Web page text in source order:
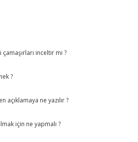
inceltir mi ?
?
açıklamaya ne yazılır ?
için ne yapmalı ?